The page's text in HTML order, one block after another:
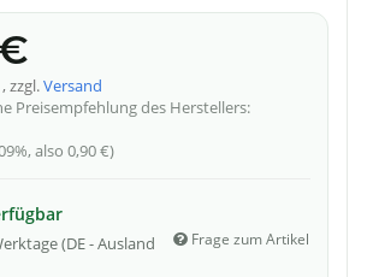
zzgl.Versand
Preisempfehlung des Herstellers:
, also 0,90 €)
(DE - Ausland
Frage zum Artikel